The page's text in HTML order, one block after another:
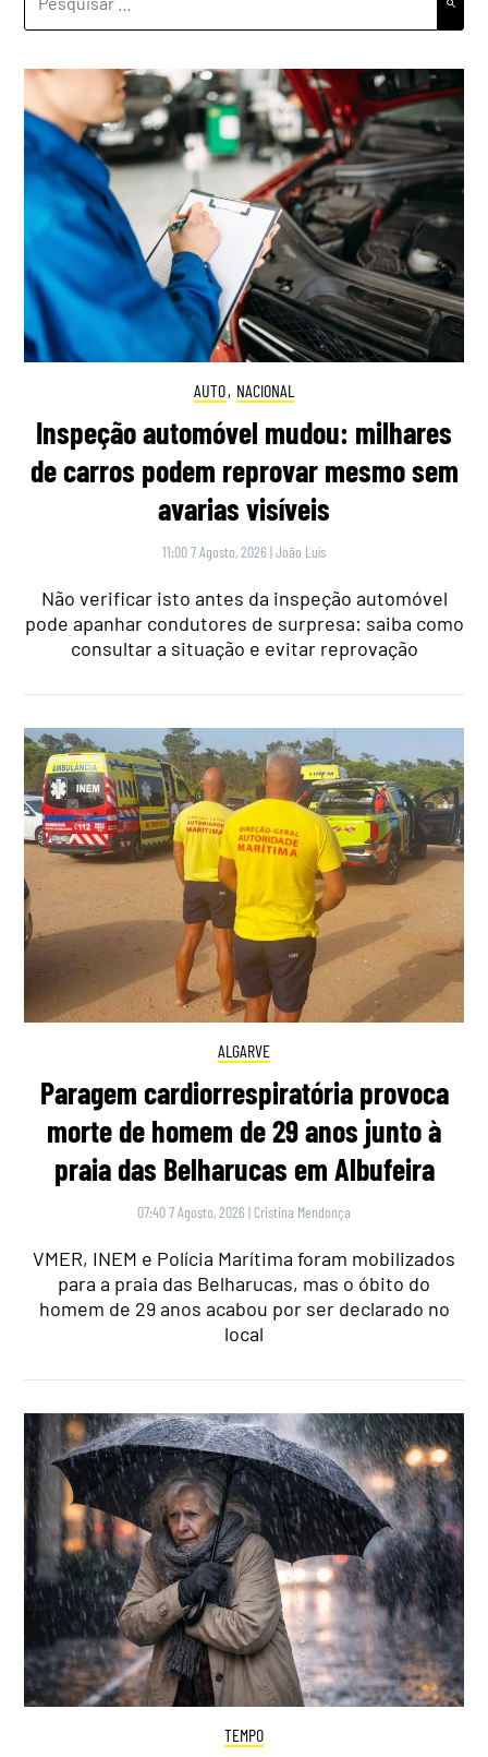
POR:
AUTO, NACIONAL
Inspeção automóvel mudou: milhares
de carros podem reprovar mesmo sem
avarias visíveis
11:00 7 Agosto, 2026 |João Luís
Não verificar isto antes da inspeção automóvel
pode apanhar condutores de surpresa: saiba como
consultar a situação e evitar reprovação
ALGARVE
Paragem cardiorrespiratória provoca
morte de homem de 29 anos junto à
praia das Belharucas em Albufeira
07:40 7 Agosto, 2026 | Cristina Mendonça
VMER, INEM e Polícia Marítima foram mobilizados
para a praia das Belharucas, mas o óbito do
homem de 29 anos acabou por ser declarado no
local
TEMPO